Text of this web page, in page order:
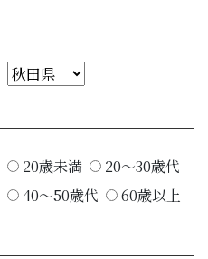
20歳未満
20～30歳代
40～50歳代
60歳以上